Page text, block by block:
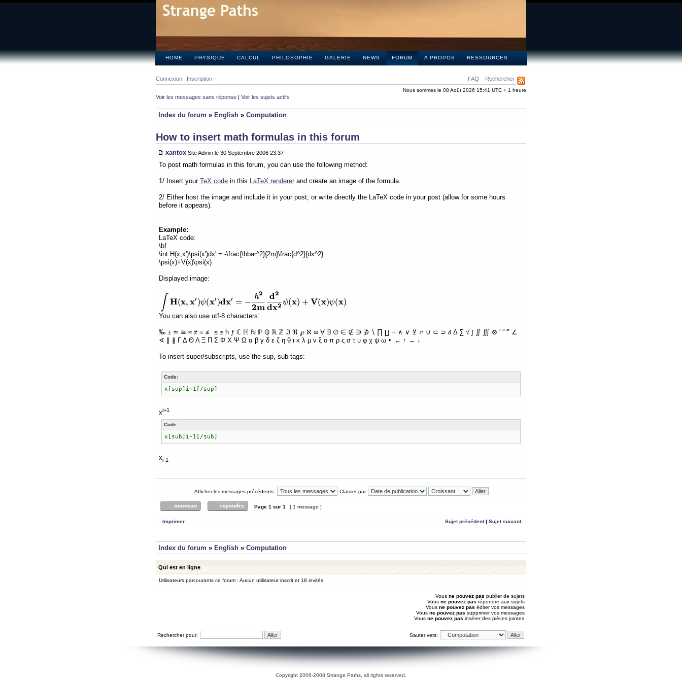
HOME PHYSIQUE CALCUL PHILOSOPHIE GALERIE NEWS FORUM A PROPOS RESSOURCES
FAQ Rechercher
Connexion Inscription
Nous sommes le 08 Août 2026 15:41 UTC + 1 heure
Voir les messages sans réponse | Voir les sujets actifs
Index du forum » English » Computation
How to insert math formulas in this forum
xantox Site Admin le 30 Septembre 2006 23:37
To post math formulas in this forum, you can use the following method:
1/ Insert your TeX code in this LaTeX renderer and create an image of the formula.
2/ Either host the image and include it in your post, or write directly the LaTeX code in your post (allow for some hours
before it appears).
Example:
LaTeX code:
\bf
\int H(x,x')\psi(x')dx' = -\frac{\hbar^2}{2m}\frac{d^2}{dx^2}
\psi(x)+V(x)\psi(x)
Displayed image:
You can also use utf-8 characters:
‰ ± ≃ ≅ ≈ ≠ ≡ ≢ ≤ ≥ ħ ƒ ℂ ℍ ℕ ℙ ℚ ℝ ℤ ℑ ℜ ℘ ℵ ∞ ∀ ∃ ∅ ∈ ∉ ∋ ∌ ∖ ∏ ∐ ¬ ∧ ∨ ⊻ ∩ ∪ ⊂ ⊃ ∂ Δ ∑ √ ∫ ∬ ∭ ⊗ ′ ″ ‴ ∠
∢ ∥ ∦ Γ Δ Θ Λ Ξ Π Σ Φ Χ Ψ Ω α β γ δ ε ζ η θ ι κ λ μ ν ξ ο π ρ ς σ τ υ φ χ ψ ω ‣ ← ↑ → ↓
To insert super/subscripts, use the sup, sub tags:
Code:
x[sup]i+1[/sup]
xi+1
Code:
x[sub]i-1[/sub]
xi-1
Afficher les messages précédents: Classer par
Page 1 sur 1 [ 1 message ]
Imprimer Sujet précédent| Sujet suivant
Index du forum » English » Computation
Qui est en ligne
Utilisateurs parcourants ce forum : Aucun utilisateur inscrit et 18 invités
Vous ne pouvez pas publier de sujets
Vous ne pouvez pas répondre aux sujets
Vous ne pouvez pas éditer vos messages
Vous ne pouvez pas supprimer vos messages
Vous ne pouvez pas insérer des pièces jointes
Rechercher pour: Sauter vers:
Copyright 2006-2008 Strange Paths, all rights reserved.